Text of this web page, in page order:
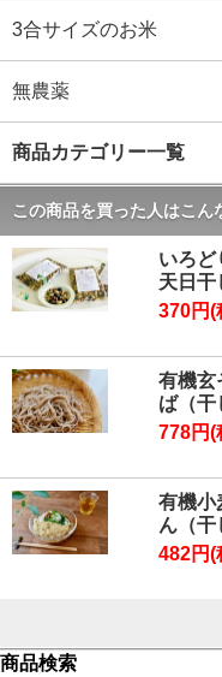
3合サイズのお米
無農薬
商品カテゴリー一覧
この商品を買った人はこん
いろど
天日干
370円(
有機玄
ば（干
778円(
有機小
ん（干
482円(
商品検索